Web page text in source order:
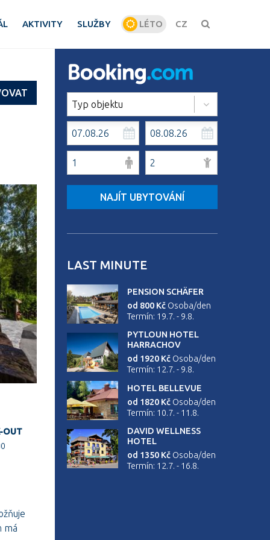
AKTIVITY SLUŽBY LÉTO ZIMA
CZ
OUT
má
Typ objektu
NAJÍT UBYTOVÁNÍ
LAST MINUTE
PENSION SCHÄFER
od 800 Kč Osoba/den
Termín: 19.7. - 9.8.
PYTLOUN HOTEL
HARRACHOV
od 1920 Kč Osoba/den
Termín: 12.7. - 9.8.
HOTEL BELLEVUE
od 1820 Kč Osoba/den
Termín: 10.7. - 11.8.
DAVID WELLNESS
HOTEL
od 1350 Kč Osoba/den
Termín: 12.7. - 16.8.